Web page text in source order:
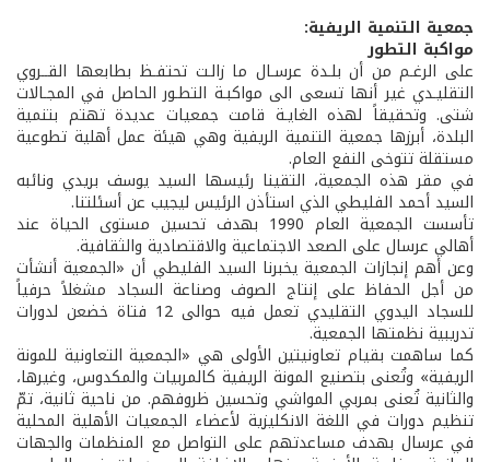
جمعية التنمية الريفية:
مواكبة التطور
على الرغـم من أن بلـدة عرسـال ما زالـت تحتفـظ بطابعها القــروي
التقليـدي غير أنها تسعى الى مواكبـة التطـور الحاصل في المجـالات
شتى. وتحقيقاً لهذه الغايـة قامت جمعيات عديدة تهتم بتنمية
البلدة، أبرزها جمعية التنمية الريفية وهي هيئة عمل أهلية تطوعية
مستقلة تتوخى النفع العام.
في مقر هذه الجمعية، التقينا رئيسها السيد يوسف بريدي ونائبه
السيد أحمد الفليطي الذي استأذن الرئيس ليجيب عن أسئلتنا.
تأسست الجمعية العام 1990 بهدف تحسين مستوى الحياة عند
أهالي عرسال على الصعد الاجتماعية والاقتصادية والثقافية.
وعن أهم إنجازات الجمعية يخبرنا السيد الفليطي أن «الجمعية أنشأت
من أجل الحفاظ على إنتاج الصوف وصناعة السجاد مشغلاً حرفياً
للسجاد اليدوي التقليدي تعمل فيه حوالى 12 فتاة خضعن لدورات
تدريبية نظمتها الجمعية.
كما ساهمت بقيام تعاونيتين الأولى هي «الجمعية التعاونية للمونة
الريفية» وتُعنى بتصنيع المونة الريفية كالمربيات والمكدوس، وغيرها،
والثانية تُعنى بمربي المواشي وتحسين ظروفهم. من ناحية ثانية، تمّ
تنظيم دورات في اللغة الانكليزية لأعضاء الجمعيات الأهلية المحلية
في عرسال بهدف مساعدتهم على التواصل مع المنظمات والجهات